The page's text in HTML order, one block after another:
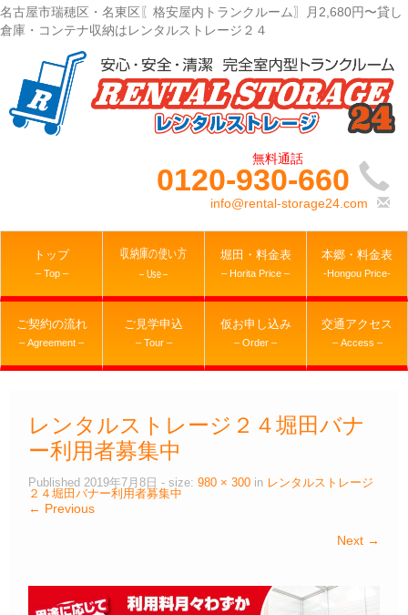
名古屋市瑞穂区・名東区〖格安屋内トランクルーム〗月2,680円〜貸し
倉庫・コンテナ収納はレンタルストレージ２４
0120-930-660
info@rental-storage24.com
トップ
– Top –
収納庫の使い方
– Use –
堀田・料金表
– Horita Price –
本郷・料金表
-Hongou Price-
ご契約の流れ
– Agreement –
ご見学申込
– Tour –
仮お申し込み
– Order –
交通アクセス
– Access –
レンタルストレージ２４堀田バナ
ー利用者募集中
Published 2019年7月8日 - size: 980 × 300 in レンタルストレージ
２４堀田バナー利用者募集中
← Previous
Next →